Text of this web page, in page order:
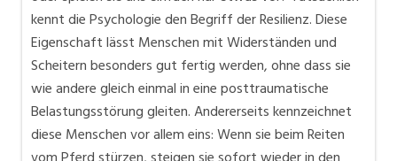
kennt die Psychologie den Begriff der Resilienz. Diese
Eigenschaft lässt Menschen mit Widerständen und
Scheitern besonders gut fertig werden, ohne dass sie
wie andere gleich einmal in eine posttraumatische
Belastungsstörung gleiten. Andererseits kennzeichnet
diese Menschen vor allem eins: Wenn sie beim Reiten